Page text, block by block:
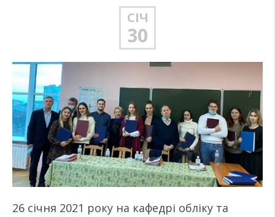
СІЧ
30
26 січня 2021 року на кафедрі обліку та